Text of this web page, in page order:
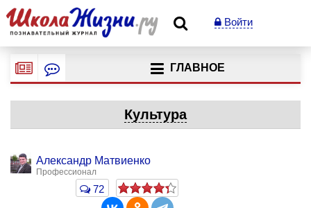
Войти
ГЛАВНОЕ
Культура
Александр Матвиенко
Профессионал
72